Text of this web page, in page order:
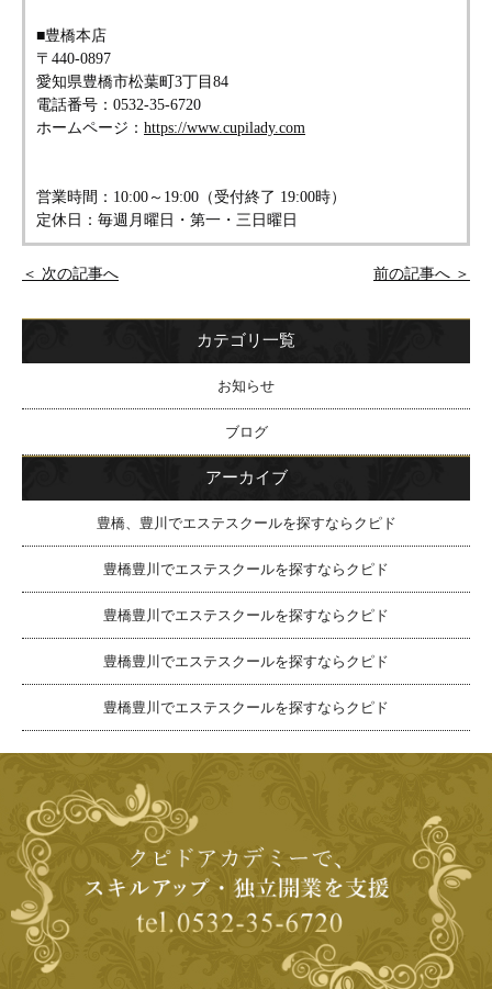
■豊橋本店
〒440-0897
愛知県豊橋市松葉町3丁目84
電話番号：0532-35-6720
ホームページ： https://www.cupilady.com
営業時間：10:00～19:00（受付終了 19:00時）
定休日：毎週月曜日・第一・三日曜日
＜ 次の記事へ 前の記事へ ＞
カテゴリ一覧
お知らせ
ブログ
アーカイブ
豊橋、豊川でエステスクールを探すならクピド
豊橋豊川でエステスクールを探すならクピド
豊橋豊川でエステスクールを探すならクピド
豊橋豊川でエステスクールを探すならクピド
豊橋豊川でエステスクールを探すならクピド